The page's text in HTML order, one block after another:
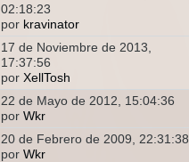
02:18:23
por kravinator
17 de Noviembre de 2013,
17:37:56
porXellTosh
22 de Mayo de 2012, 15:04:36
porWkr
20 de Febrero de 2009, 22:31:38
porWkr